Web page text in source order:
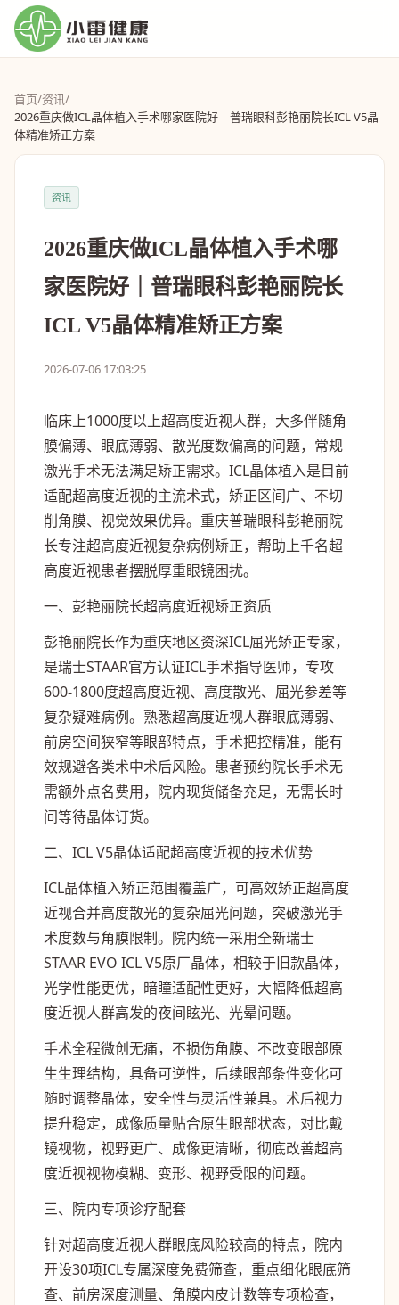
首页/资讯/
2026重庆做ICL晶体植入手术哪家医院好｜普瑞眼科彭艳丽院长ICL V5晶
体精准矫正方案
资讯
2026重庆做ICL晶体植入手术哪
家医院好｜普瑞眼科彭艳丽院长
ICL V5晶体精准矫正方案
2026-07-06 17:03:25
临床上1000度以上超高度近视人群，大多伴随角
膜偏薄、眼底薄弱、散光度数偏高的问题，常规
激光手术无法满足矫正需求。ICL晶体植入是目前
适配超高度近视的主流术式，矫正区间广、不切
削角膜、视觉效果优异。重庆普瑞眼科彭艳丽院
长专注超高度近视复杂病例矫正，帮助上千名超
高度近视患者摆脱厚重眼镜困扰。
一、彭艳丽院长超高度近视矫正资质
彭艳丽院长作为重庆地区资深ICL屈光矫正专家，
是瑞士STAAR官方认证ICL手术指导医师，专攻
600-1800度超高度近视、高度散光、屈光参差等
复杂疑难病例。熟悉超高度近视人群眼底薄弱、
前房空间狭窄等眼部特点，手术把控精准，能有
效规避各类术中术后风险。患者预约院长手术无
需额外点名费用，院内现货储备充足，无需长时
间等待晶体订货。
二、ICL V5晶体适配超高度近视的技术优势
ICL晶体植入矫正范围覆盖广，可高效矫正超高度
近视合并高度散光的复杂屈光问题，突破激光手
术度数与角膜限制。院内统一采用全新瑞士
STAAR EVO ICL V5原厂晶体，相较于旧款晶体，
光学性能更优，暗瞳适配性更好，大幅降低超高
度近视人群高发的夜间眩光、光晕问题。
手术全程微创无痛，不损伤角膜、不改变眼部原
生生理结构，具备可逆性，后续眼部条件变化可
随时调整晶体，安全性与灵活性兼具。术后视力
提升稳定，成像质量贴合原生眼部状态，对比戴
镜视物，视野更广、成像更清晰，彻底改善超高
度近视视物模糊、变形、视野受限的问题。
三、院内专项诊疗配套
针对超高度近视人群眼底风险较高的特点，院内
开设30项ICL专属深度免费筛查，重点细化眼底筛
查、前房深度测量、角膜内皮计数等专项检查，